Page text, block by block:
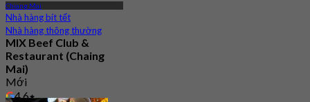
Chiang Mai
Nhà hàng bít tết
Nhà hàng thông thường
MIX Beef Club &
Restaurant (Chaing
Mai)
Mới
4.6